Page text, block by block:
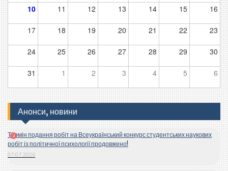
10 11 12 13 14 15 16
17 18 19 20 21 22 23
24 25 26 27 28 29 30
31 1 2 3 4 5 6
Анонси, новини
Термін подання робіт на Всеукраїнський конкурс студентських наукових
робіт із політичної психології продовжено!
07.07.2026